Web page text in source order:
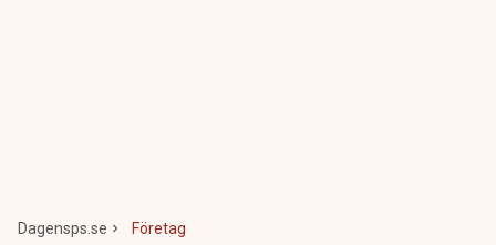
Dagensps.se Företag